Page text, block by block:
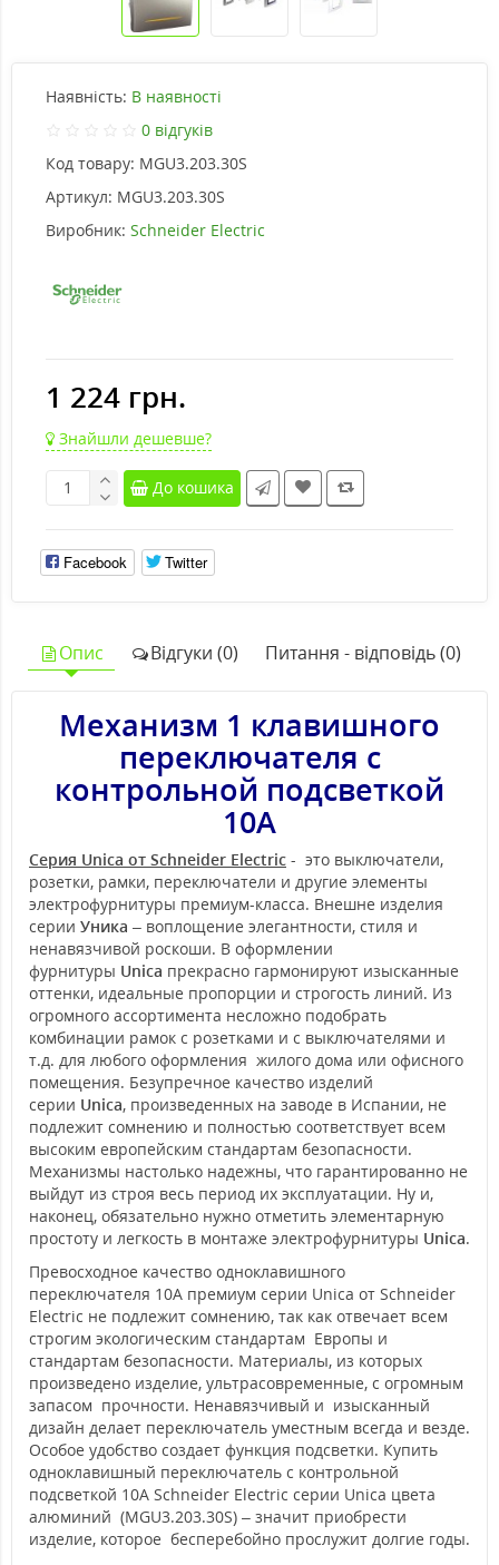
Наявність: В наявності
0 відгуків
Код товару: MGU3.203.30S
Артикул: MGU3.203.30S
Виробник: Schneider Electric
1 224 грн.
Знайшли дешевше?
До кошика
Facebook Twitter
Опис Відгуки (0) Питання - відповідь (0)
Механизм 1 клавишного
переключателя с
контрольной подсветкой
10А
Серия Unica от Schneider Electric - это выключатели,
розетки, рамки, переключатели и другие элементы
электрофурнитуры премиум-класса. Внешне изделия
серии Уника – воплощение элегантности, стиля и
ненавязчивой роскоши. В оформлении
фурнитуры Unica прекрасно гармонируют изысканные
оттенки, идеальные пропорции и строгость линий. Из
огромного ассортимента несложно подобрать
комбинации рамок с розетками и с выключателями и
т.д. для любого оформления жилого дома или офисного
помещения. Безупречное качество изделий
серии Unica, произведенных на заводе в Испании, не
подлежит сомнению и полностью соответствует всем
высоким европейским стандартам безопасности.
Механизмы настолько надежны, что гарантированно не
выйдут из строя весь период их эксплуатации. Ну и,
наконец, обязательно нужно отметить элементарную
простоту и легкость в монтаже электрофурнитуры Unica.
Превосходное качество одноклавишного
переключателя 10А премиум серии Unica от Schneider
Electric не подлежит сомнению, так как отвечает всем
строгим экологическим стандартам Европы и
стандартам безопасности. Материалы, из которых
произведено изделие, ультрасовременные, с огромным
запасом прочности. Ненавязчивый и изысканный
дизайн делает переключатель уместным всегда и везде.
Особое удобство создает функция подсветки. Купить
одноклавишный переключатель с контрольной
подсветкой 10А Schneider Electric серии Unica цвета
алюминий (MGU3.203.30S) – значит приобрести
изделие, которое бесперебойно прослужит долгие годы.